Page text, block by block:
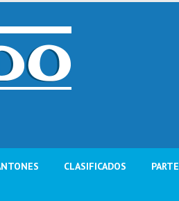
CLASIFICADOS